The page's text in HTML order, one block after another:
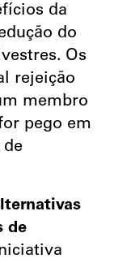
da
do
Os
rejeição
membro
pego em
de